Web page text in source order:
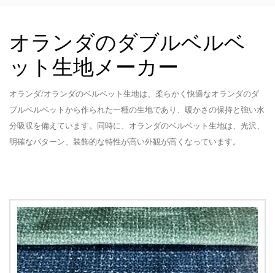
オランダのダブルベルベ
ット生地メーカー
オランダ/オランダのベルベット生地は、柔らかく快適なオランダのダ
ブルベルベットから作られた一種の生地であり、暖かさの保持と強い水
分吸収を備えています。同時に、オランダのベルベット生地は、光沢、
明確なパターン、装飾的な特性が高い外観が高くなっています。